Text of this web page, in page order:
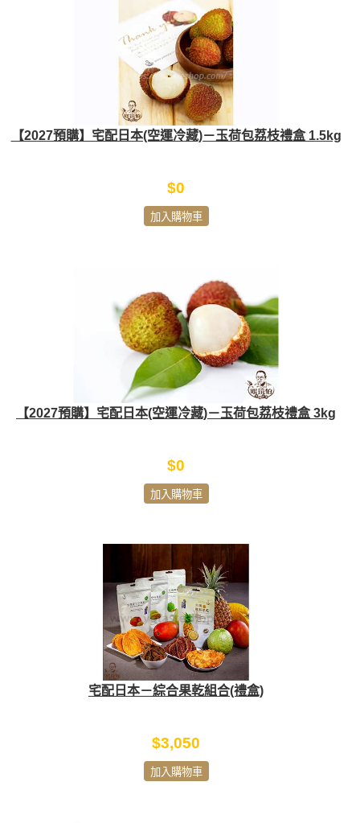
【2027預購】宅配日本(空運冷藏)－玉荷包荔枝禮盒 1.5kg
$0
加入購物車
【2027預購】宅配日本(空運冷藏)－玉荷包荔枝禮盒 3kg
$0
加入購物車
宅配日本－綜合果乾組合(禮盒)
$3,050
加入購物車